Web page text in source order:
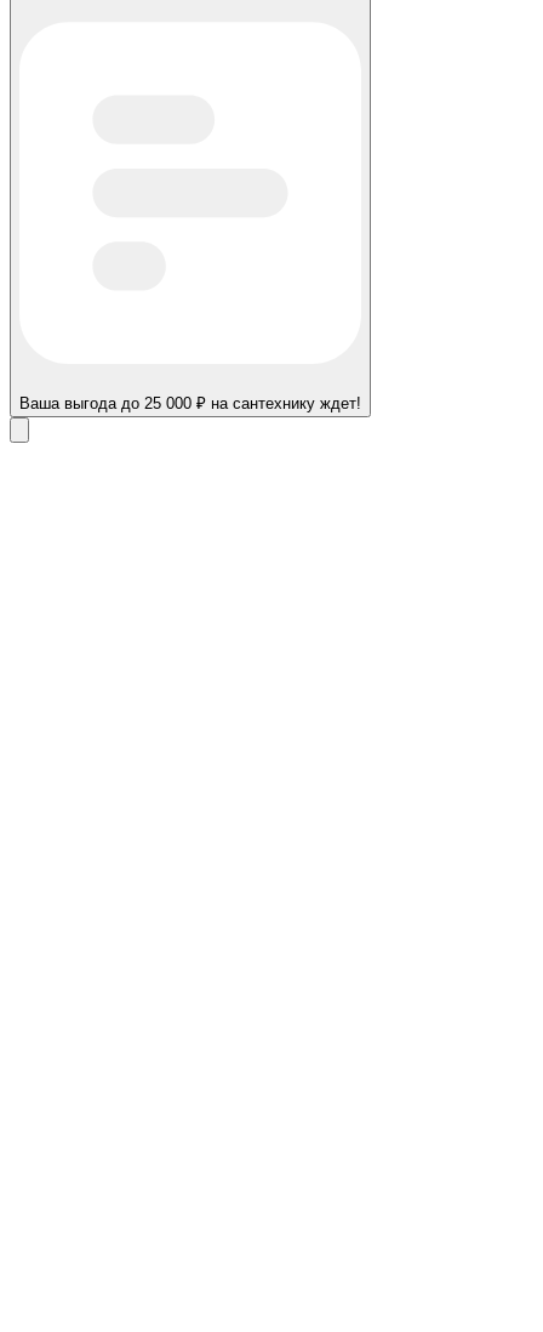
Ваша выгода до 25 000 ₽ на сантехнику ждет!